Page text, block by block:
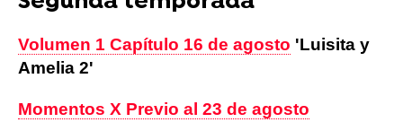
Volumen 1 Capítulo 16 de agosto 'Luisita y
Amelia 2'
Momentos X Previo al 23 de agosto